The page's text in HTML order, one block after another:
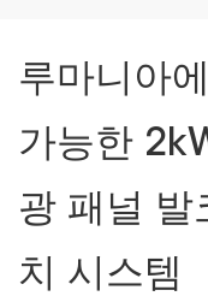
루마니아
가능한
광 패널 발
치 시스템